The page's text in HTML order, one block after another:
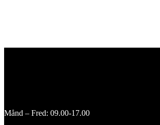
Månd – Fred: 09.00-17.00